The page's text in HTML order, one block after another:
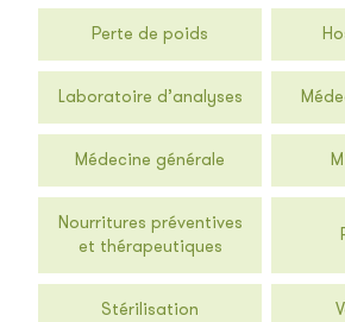
Perte de poids
Laboratoire d’analyses
Médecine générale
Nourritures préventives
et thérapeutiques
Stérilisation